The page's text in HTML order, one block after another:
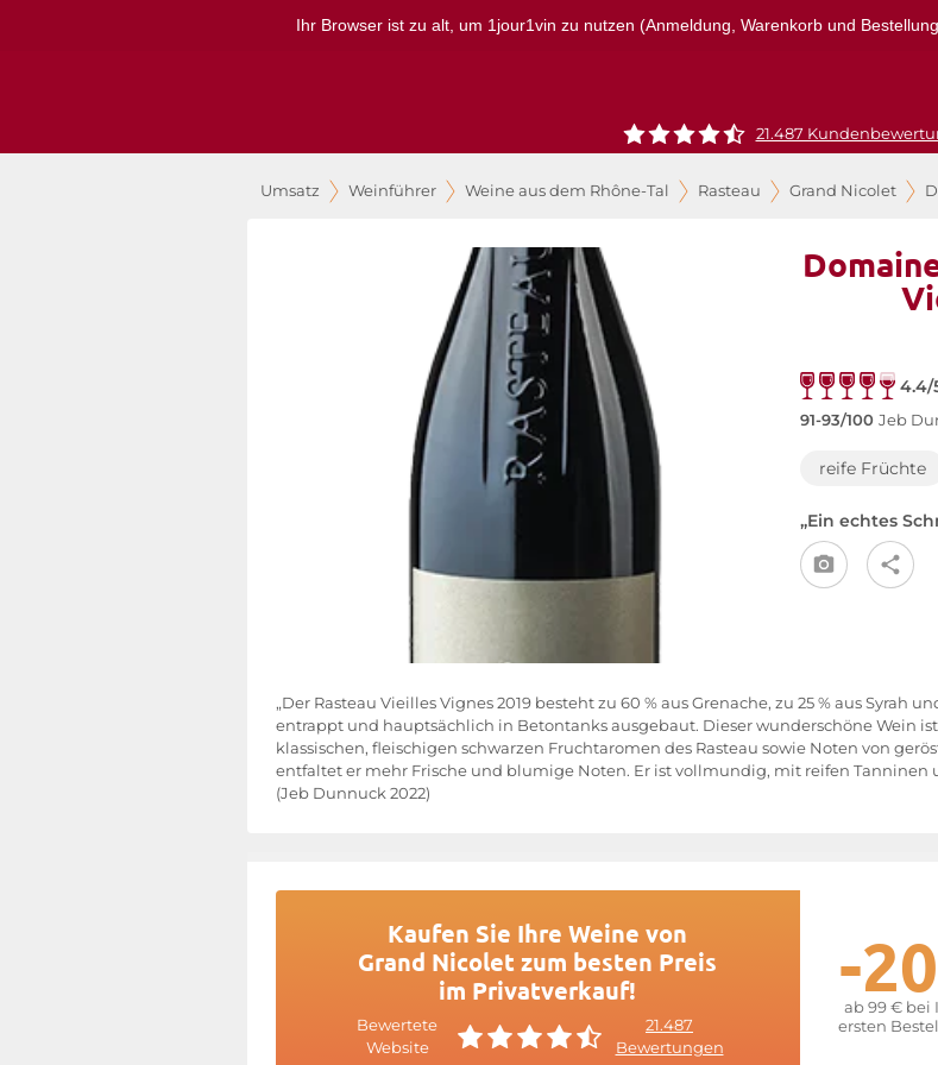
Ihr Browser ist zu alt, um 1jour1vin zu nutzen (Anmeldung, Warenkorb und
21.487
Umsatz Weinführer Weine aus dem Rhône-Tal Rasteau Grand Nicolet
4.4/
91-93/100 Jeb
reife Früchte
„Ein echtes
„Der Rasteau Vieilles Vignes 2019 besteht zu 60 % aus Grenache, zu 25 % aus Syrah
entrappt und hauptsächlich in Betontanks ausgebaut. Dieser wunderschöne Wein
klassischen, fleischigen schwarzen Fruchtaromen des Rasteau sowie Noten von
entfaltet er mehr Frische und blumige Noten. Er ist vollmundig, mit reifen
(Jeb Dunnuck 2022)
Kaufen Sie Ihre Weine von
Grand Nicolet zum besten Preis
im Privatverkauf!
Bewertete
Website
21.487
Bewertungen
-
ab 99 € bei
ersten